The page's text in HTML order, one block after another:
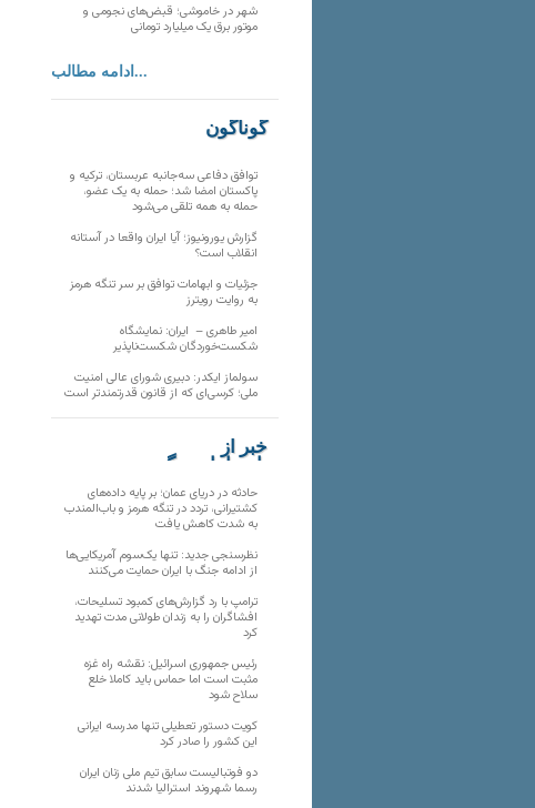
شهر در خاموشی؛ قبض‌های نجومی و
موتور برق یک میلیارد تومانی
ادامه مطالب...
گوناگون
توافق دفاعی سه‌جانبه عربستان، ترکیه و
پاکستان امضا شد؛ حمله به یک عضو،
حمله به همه تلقی می‌شود
گزارش یورونیوز؛ آیا ایران واقعا در آستانه
انقلاب است؟
جزئیات و ابهامات توافق بر سر تنگه هرمز
به روایت رویترز
امیر طاهری – ایران: نمایشگاه
شکست‌خوردگان شکست‌ناپذیر
سولماز ایکدر: دبیری شورای عالی امنیت
ملی؛ کرسی‌ای که از قانون قدرتمندتر است
خبر از
تارنماهای دیگر
حادثه در دریای عمان؛ بر پایه داده‌های
کشتیرانی، تردد در تنگه هرمز و باب‌المندب
به شدت کاهش یافت
نظرسنجی جدید: تنها یک‌سوم آمریکایی‌ها
از ادامه جنگ با ایران حمایت می‌کنند
ترامپ با رد گزارش‌های کمبود تسلیحات،
افشاگران را به زندان طولانی مدت تهدید
کرد
رئیس‌ جمهوری اسرائیل: نقشه راه غزه
مثبت است اما حماس باید کاملا خلع
سلاح شود
کویت دستور تعطیلی تنها مدرسه ایرانی
این کشور را صادر کرد
دو فوتبالیست سابق تیم ملی زنان ایران
رسما شهروند استرالیا شدند